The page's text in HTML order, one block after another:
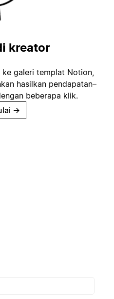
kreator
galeri templat Notion,
hasilkan pendapatan–
beberapa klik.
→